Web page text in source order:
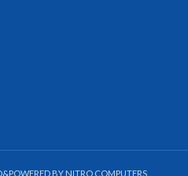
BY NITRO COMPUTERS